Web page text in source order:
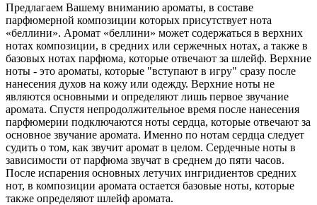
Предлагаем Вашему вниманию ароматы, в составе
парфюмерной композиции которых присутствует нота
«беллини». Аромат «беллини» может содержаться в верхних
нотах композиции, в средних или сержечных нотах, а также в
базовых нотах парфюма, которые отвечают за шлейф. Верхние
ноты - это ароматы, которые "вступают в игру" сразу после
нанесения духов на кожу или одежду. Верхние ноты не
являются основными и определяют лишь первое звучание
аромата. Спустя непродолжительное время после нанесения
парфюмерии подключаются ноты сердца, которые отвечают за
основное звучание аромата. Именно по нотам сердца следует
судить о том, как звучит аромат в целом. Сердечные ноты в
зависимости от парфюма звучат в среднем до пяти часов.
После испарения основных летучих ингридиентов средних
нот, в композиции аромата остается базовые ноты, которые
также определяют шлейф аромата.